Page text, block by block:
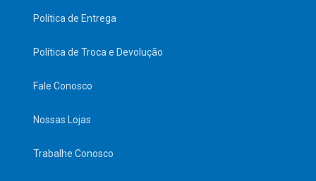
Política de Entrega
Política de Troca e Devolução
Fale Conosco
Nossas Lojas
Trabalhe Conosco